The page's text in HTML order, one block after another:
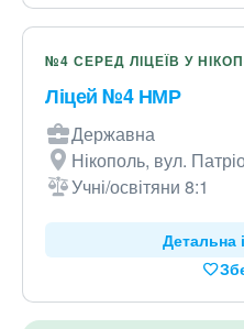
№4 СЕРЕД ЛІЦЕЇВ У
Ліцей №4 НМР
Державна
Нікополь, вул.
Учні/освітяни 8:1
Детальна